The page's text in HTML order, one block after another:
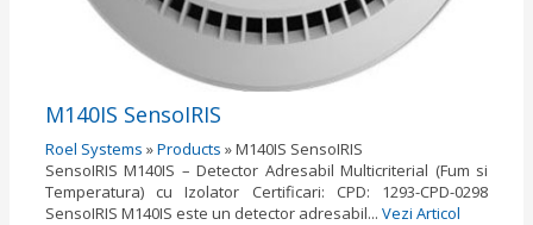
M140IS SensoIRIS
Roel Systems »Products »M140IS SensoIRIS
SensoIRIS М140IS – Detector Adresabil Multicriterial (Fum si
Temperatura) cu Izolator Certificari: CPD: 1293-CPD-0298
SensoIRIS M140IS este un detector adresabil... Vezi Articol